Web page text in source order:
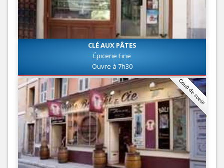
CLÉ AUX PÂTES
Épicerie Fine
Ouvre à 7h30
Coup de coeur